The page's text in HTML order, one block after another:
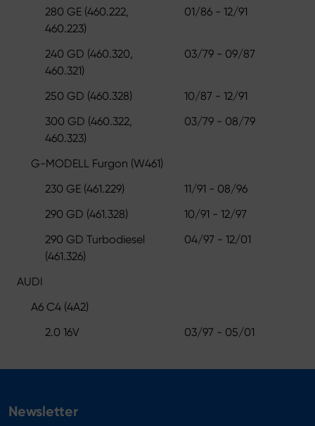
280 GE (460.222,
460.223)
01/86 - 12/91
240 GD (460.320,
460.321)
03/79 - 09/87
250 GD (460.328)
10/87 - 12/91
300 GD (460.322,
460.323)
03/79 - 08/79
G-MODELL Furgon (W461)
230 GE (461.229)
11/91 - 08/96
290 GD (461.328)
10/91 - 12/97
290 GD Turbodiesel
(461.326)
04/97 - 12/01
AUDI
A6 C4 (4A2)
2.0 16V
03/97 - 05/01
Newsletter